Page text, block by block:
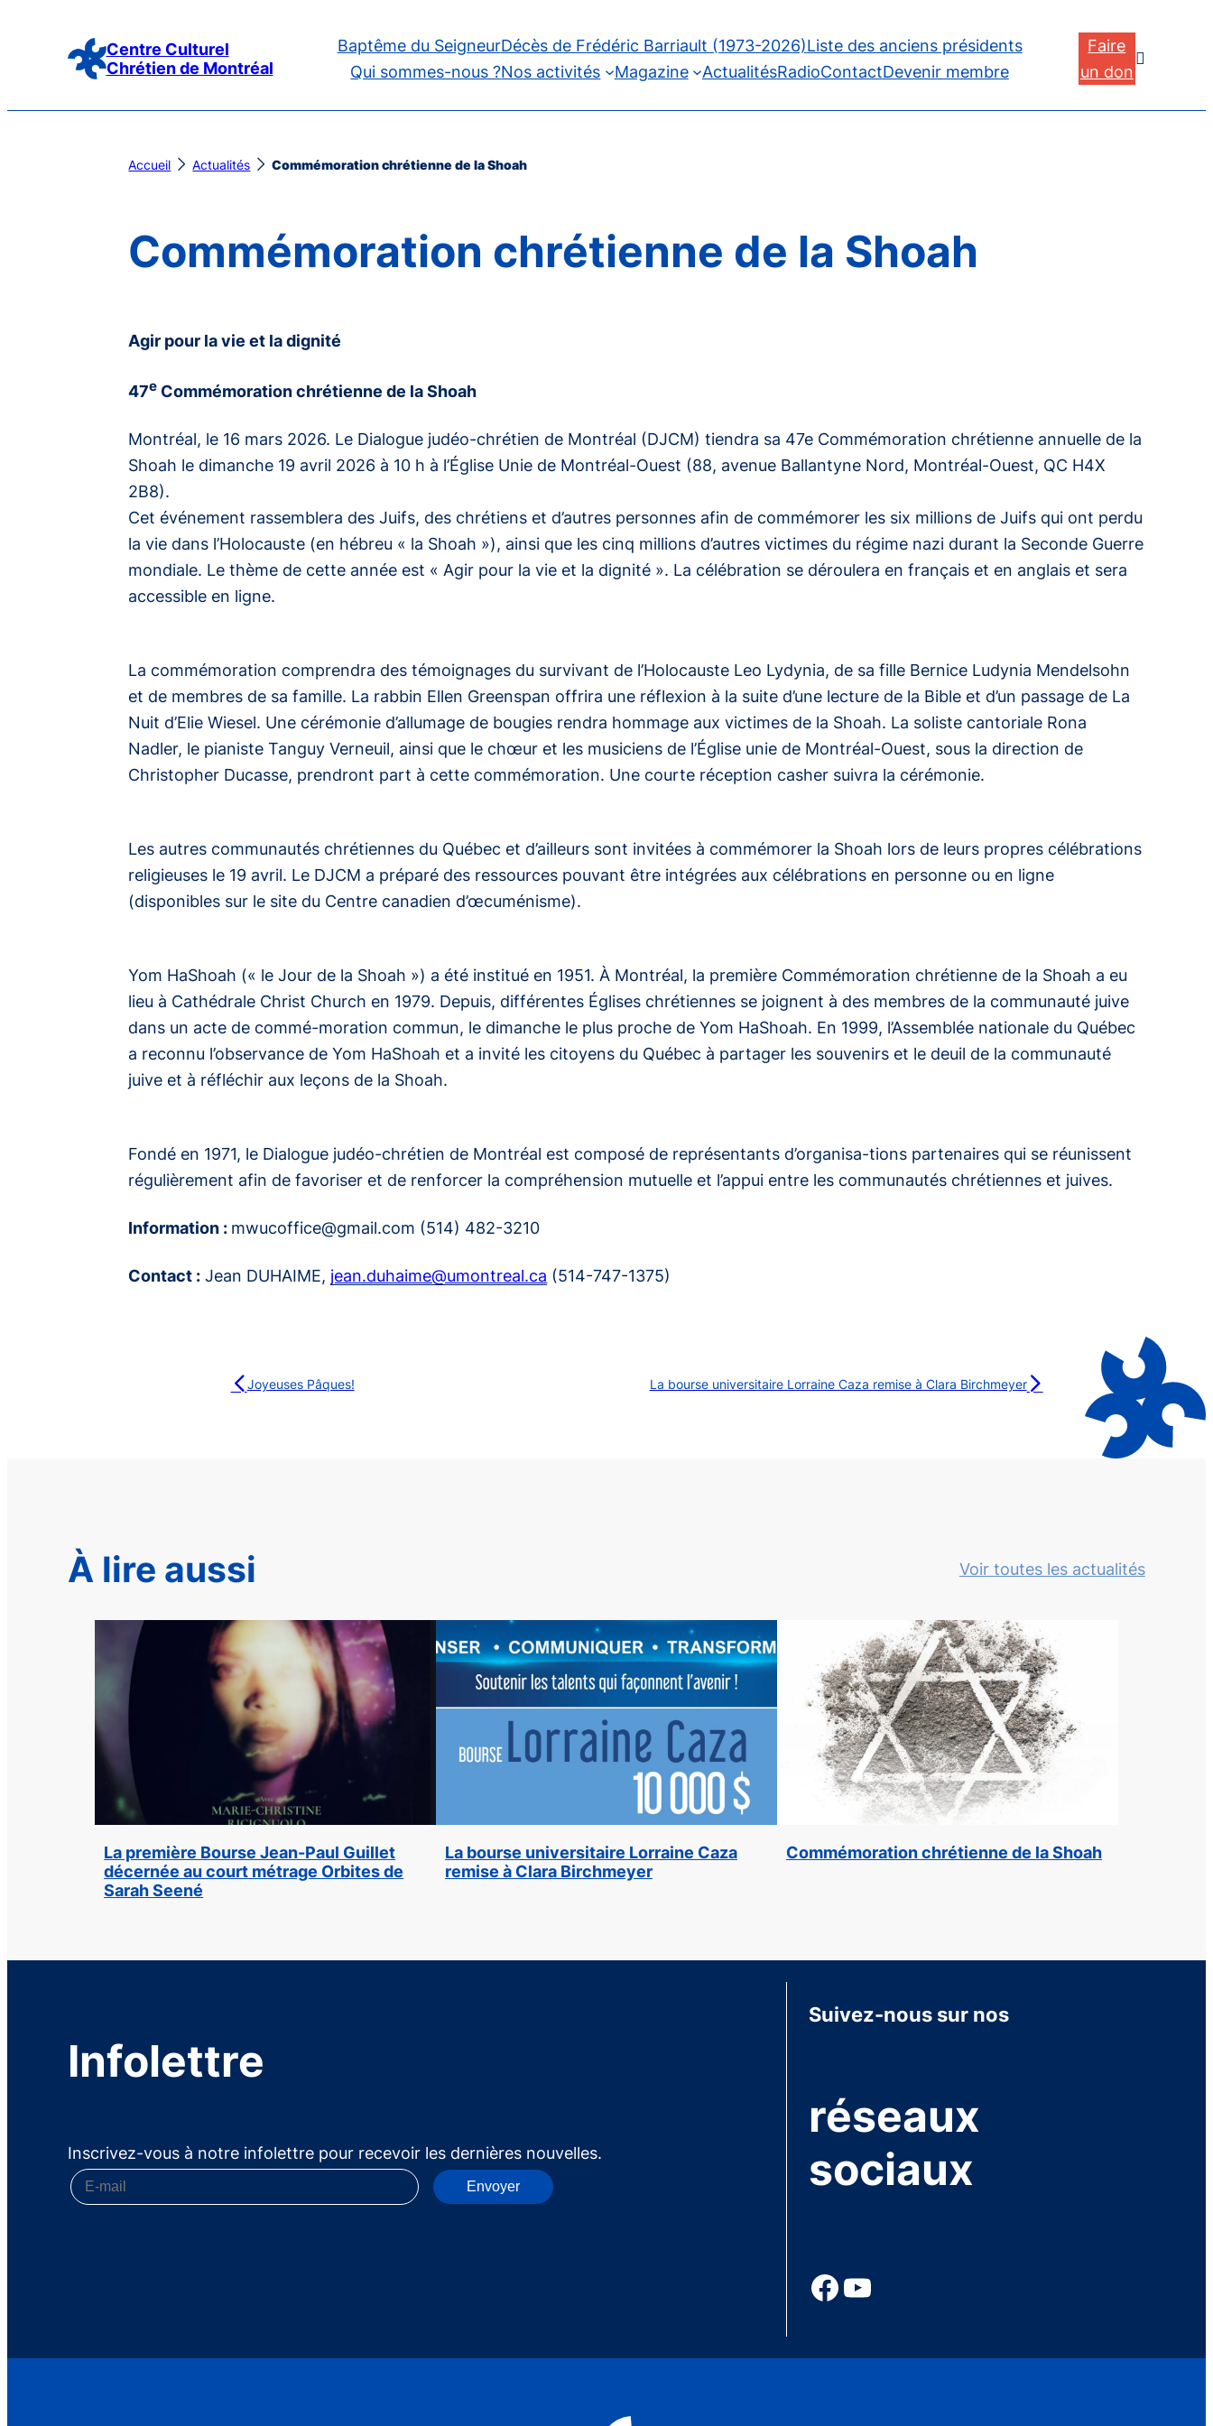
Centre Culturel
Chrétien de Montréal
Baptême du SeigneurDécès de Frédéric Barriault (1973-2026)Liste des anciens présidents
Qui sommes-nous ?Nos activités Magazine ActualitésRadioContactDevenir membre
Faire
un don

Accueil Actualités Commémoration chrétienne de la Shoah
Commémoration chrétienne de la Shoah
Agir pour la vie et la dignité
47e Commémoration chrétienne de la Shoah
Montréal, le 16 mars 2026. Le Dialogue judéo-chrétien de Montréal (DJCM) tiendra sa 47e Commémoration chrétienne annuelle de la
Shoah le dimanche 19 avril 2026 à 10 h à l’Église Unie de Montréal-Ouest (88, avenue Ballantyne Nord, Montréal-Ouest, QC H4X
2B8).
Cet événement rassemblera des Juifs, des chrétiens et d’autres personnes afin de commémorer les six millions de Juifs qui ont perdu
la vie dans l’Holocauste (en hébreu « la Shoah »), ainsi que les cinq millions d’autres victimes du régime nazi durant la Seconde Guerre
mondiale. Le thème de cette année est « Agir pour la vie et la dignité ». La célébration se déroulera en français et en anglais et sera
accessible en ligne.
La commémoration comprendra des témoignages du survivant de l’Holocauste Leo Lydynia, de sa fille Bernice Ludynia Mendelsohn
et de membres de sa famille. La rabbin Ellen Greenspan offrira une réflexion à la suite d’une lecture de la Bible et d’un passage de La
Nuit d’Elie Wiesel. Une cérémonie d’allumage de bougies rendra hommage aux victimes de la Shoah. La soliste cantoriale Rona
Nadler, le pianiste Tanguy Verneuil, ainsi que le chœur et les musiciens de l’Église unie de Montréal-Ouest, sous la direction de
Christopher Ducasse, prendront part à cette commémoration. Une courte réception casher suivra la cérémonie.
Les autres communautés chrétiennes du Québec et d’ailleurs sont invitées à commémorer la Shoah lors de leurs propres célébrations
religieuses le 19 avril. Le DJCM a préparé des ressources pouvant être intégrées aux célébrations en personne ou en ligne
(disponibles sur le site du Centre canadien d’œcuménisme).
Yom HaShoah (« le Jour de la Shoah ») a été institué en 1951. À Montréal, la première Commémoration chrétienne de la Shoah a eu
lieu à Cathédrale Christ Church en 1979. Depuis, différentes Églises chrétiennes se joignent à des membres de la communauté juive
dans un acte de commé-moration commun, le dimanche le plus proche de Yom HaShoah. En 1999, l’Assemblée nationale du Québec
a reconnu l’observance de Yom HaShoah et a invité les citoyens du Québec à partager les souvenirs et le deuil de la communauté
juive et à réfléchir aux leçons de la Shoah.
Fondé en 1971, le Dialogue judéo-chrétien de Montréal est composé de représentants d’organisa-tions partenaires qui se réunissent
régulièrement afin de favoriser et de renforcer la compréhension mutuelle et l’appui entre les communautés chrétiennes et juives.
Information : mwucoffice@gmail.com (514) 482-3210
Contact : Jean DUHAIME, jean.duhaime@umontreal.ca (514-747-1375)
La bourse universitaire Lorraine Caza remise à Clara Birchmeyer
Joyeuses Pâques!
À lire aussi Voir toutes les actualités
La première Bourse Jean-Paul Guillet
décernée au court métrage Orbites de
Sarah Seené
La bourse universitaire Lorraine Caza
remise à Clara Birchmeyer
Commémoration chrétienne de la Shoah
Infolettre
Inscrivez-vous à notre infolettre pour recevoir les dernières nouvelles.
Envoyer
Suivez-nous sur nos
réseaux
sociaux